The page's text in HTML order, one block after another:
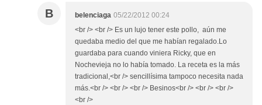
B belenciaga 05/22/2012 00:24
<br /> <br /> Es un lujo tener este pollo, aún me
quedaba medio del que me habían regalado.Lo
guardaba para cuando viniera Ricky, que en
Nochevieja no lo había tomado. La receta es la más
tradicional,<br /> sencillísima tampoco necesita nada
más.<br /> <br /> <br /> Besinos<br /> <br /> <br />
<br />